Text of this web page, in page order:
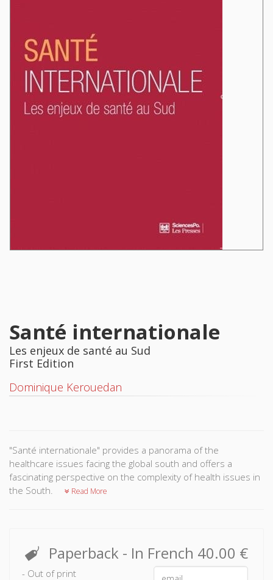
Santé internationale
Les enjeux de santé au Sud
First Edition
Dominique Kerouedan
"Santé internationale" provides a panorama of the
healthcare issues facing the global south and offers a
fascinating perspective on the complexity of health issues in
the South.
Read More
Paperback - In French 40.00 €
- Out of print